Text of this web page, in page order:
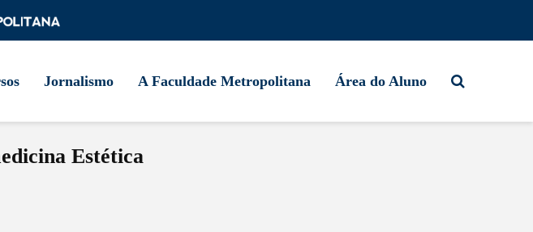
Jornalismo A Faculdade Metropolitana Área do Aluno
Estética